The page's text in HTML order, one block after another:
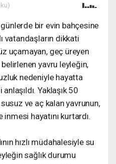
bir evin bahçesine
vatandaşların dikkati
uçamayan, geç üreyen
yavru leyleğin,
nedeniyle hayatta
Yaklaşık 50
ve aç kalan yavrunun,
hayatını kurtardı.
hızlı müdahalesiyle su
sağlık durumu